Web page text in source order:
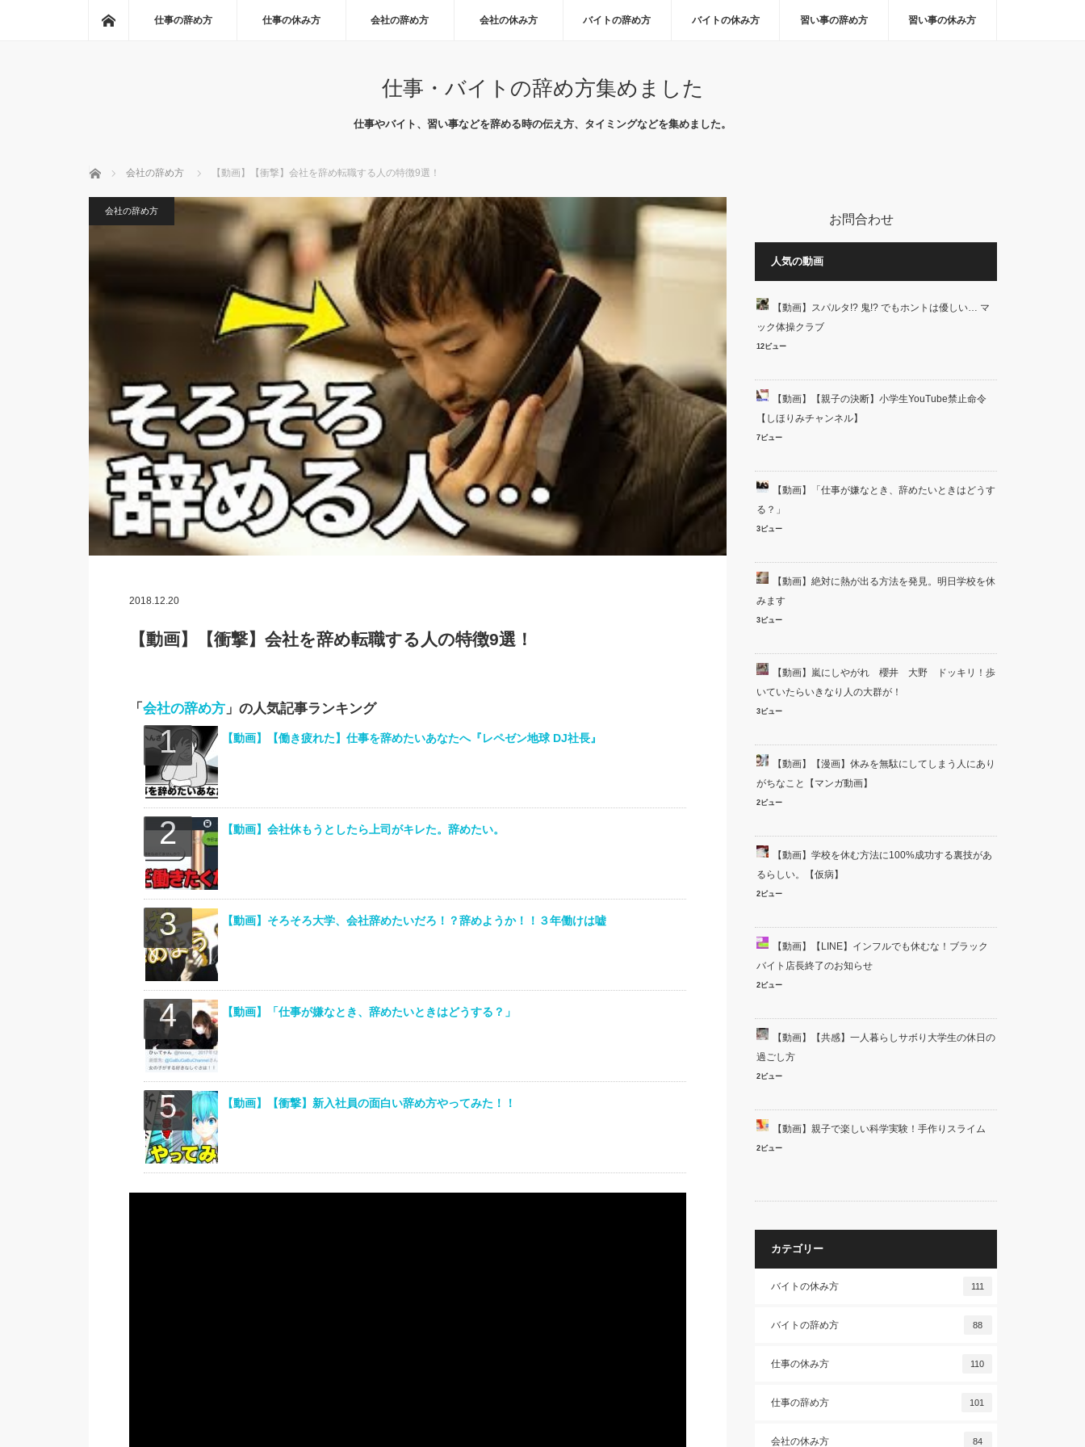
ホーム仕事の辞め方 仕事の休み方 会社の辞め方 会社の休み方 バイトの辞め方 バイトの休み方 習い事の辞め方 習い事の休み方
仕事・バイトの辞め方集めました
仕事やバイト、習い事などを辞める時の伝え方、タイミングなどを集めました。
ホーム 会社の辞め方 【動画】【衝撃】会社を辞め転職する人の特徴9選！
会社の辞め方
2018.12.20
【動画】【衝撃】会社を辞め転職する人の特徴9選！
「 会社の辞め方」の人気記事ランキング
【動画】【働き疲れた】仕事を辞めたいあなたへ『レペゼン地球 DJ社長』
【動画】会社休もうとしたら上司がキレた。辞めたい。
【動画】そろそろ大学、会社辞めたいだろ！？辞めようか！！３年働けは嘘
【動画】「仕事が嫌なとき、辞めたいときはどうする？」
【動画】【衝撃】新入社員の面白い辞め方やってみた！！
お問合わせ
人気の動画
【動画】スパルタ!? 鬼!? でもホントは優しい… マ
ック体操クラブ
12ビュー
【動画】【親子の決断】小学生YouTube禁止命令
【しほりみチャンネル】
7ビュー
【動画】「仕事が嫌なとき、辞めたいときはどうす
る？」
3ビュー
【動画】絶対に熱が出る方法を発見。明日学校を休
みます
3ビュー
【動画】嵐にしやがれ 櫻井 大野 ドッキリ！歩
いていたらいきなり人の大群が！
3ビュー
【動画】【漫画】休みを無駄にしてしまう人にあり
がちなこと【マンガ動画】
2ビュー
【動画】学校を休む方法に100%成功する裏技があ
るらしい。【仮病】
2ビュー
【動画】【LINE】インフルでも休むな！ブラック
バイト店長終了のお知らせ
2ビュー
【動画】【共感】一人暮らしサボり大学生の休日の
過ごし方
2ビュー
【動画】親子で楽しい科学実験！手作りスライム
2ビュー
カテゴリー
バイトの休み方 111
バイトの辞め方 88
仕事の休み方 110
仕事の辞め方 101
会社の休み方 84